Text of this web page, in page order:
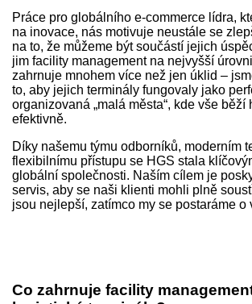
Práce pro globálního e-commerce lídra,
na inovace, nás motivuje neustále se
na to, že můžeme být součástí jejich
jim facility management na nejvyšší
zahrnuje mnohem více než jen úklid –
to, aby jejich terminály fungovaly jako
organizovaná „malá města“, kde vše běží
efektivně.
Díky našemu týmu odborníků, moderním
flexibilnímu přístupu se HGS stala
globální společnosti. Naším cílem je
servis, aby se naši klienti mohli plně
jsou nejlepší, zatímco my se postaráme o
Co zahrnuje facility